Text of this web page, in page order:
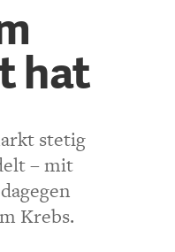
hat
stetig
– mit
Krebs.
)?